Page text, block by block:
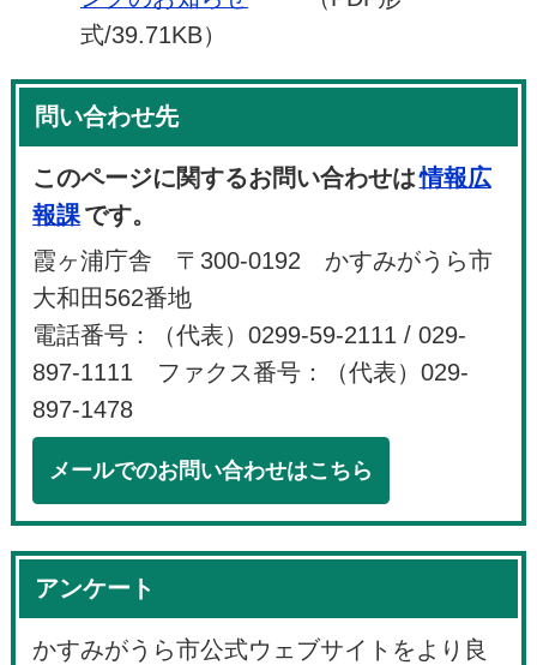
式/39.71KB）
問い合わせ先
このページに関するお問い合わせは情報広
報課です。
霞ヶ浦庁舎 〒300-0192 かすみがうら市
大和田562番地
電話番号：（代表）0299-59-2111 / 029-
897-1111 ファクス番号：（代表）029-
897-1478
メールでのお問い合わせはこちら
アンケート
かすみがうら市公式ウェブサイトをより良